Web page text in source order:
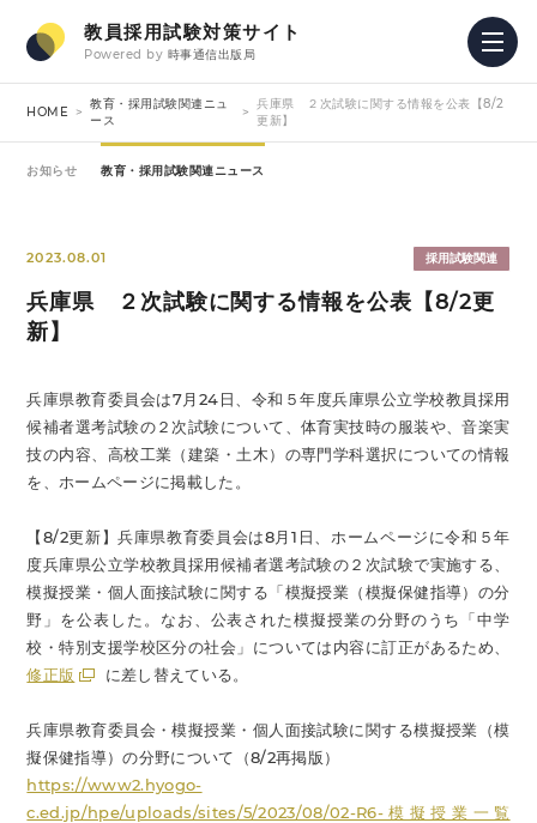
教員採用試験対策サイト
Powered by 時事通信出版局
HOME
教育・採用試験関連ニュ
ース
兵庫県 ２次試験に関する情報を公表【8/2
更新】
お知らせ 教育・採用試験関連ニュース
2023.08.01 採用試験関連
兵庫県 ２次試験に関する情報を公表【8/2更
新】
兵庫県教育委員会は7月24日、令和５年度兵庫県公立学校教員採用
候補者選考試験の２次試験について、体育実技時の服装や、音楽実
技の内容、高校工業（建築・土木）の専門学科選択についての情報
を、ホームページに掲載した。
【8/2更新】兵庫県教育委員会は8月1日、ホームページに令和５年
度兵庫県公立学校教員採用候補者選考試験の２次試験で実施する、
模擬授業・個人面接試験に関する「模擬授業（模擬保健指導）の分
野」を公表した。なお、公表された模擬授業の分野のうち「中学
校・特別支援学校区分の社会」については内容に訂正があるため、
修正版
に差し替えている。
兵庫県教育委員会・模擬授業・個人面接試験に関する模擬授業（模
擬保健指導）の分野について（8/2再掲版）
https://www2.hyogo-
c.ed.jp/hpe/uploads/sites/5/2023/08/02-R6-模擬授業一覧